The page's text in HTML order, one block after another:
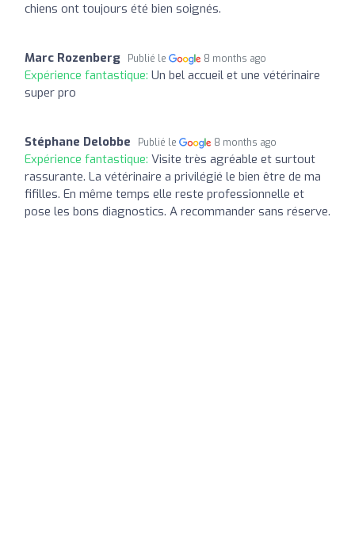
chiens ont toujours été bien soignés.
Marc Rozenberg Publié le 8 months ago
Expérience fantastique: Un bel accueil et une vétérinaire
super pro
Stéphane Delobbe Publié le 8 months ago
Expérience fantastique: Visite très agréable et surtout
rassurante. La vétérinaire a privilégié le bien être de ma
fifilles. En même temps elle reste professionnelle et
pose les bons diagnostics. A recommander sans réserve.